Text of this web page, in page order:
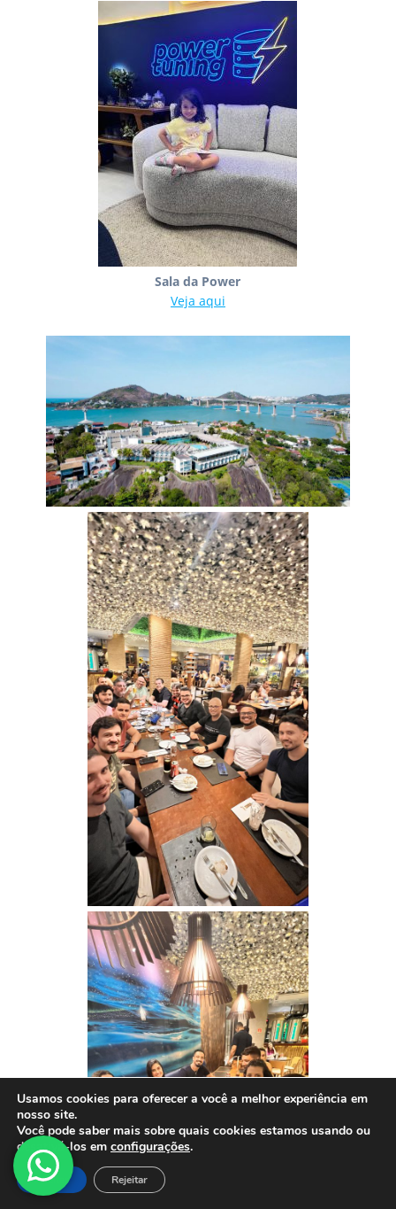
Sala da Power
Veja aqui
Usamos cookies para oferecer a você a melhor experiência em
nosso site.
Você pode saber mais sobre quais cookies estamos usando ou
desativá-los em configurações.
Aceitar Rejeitar